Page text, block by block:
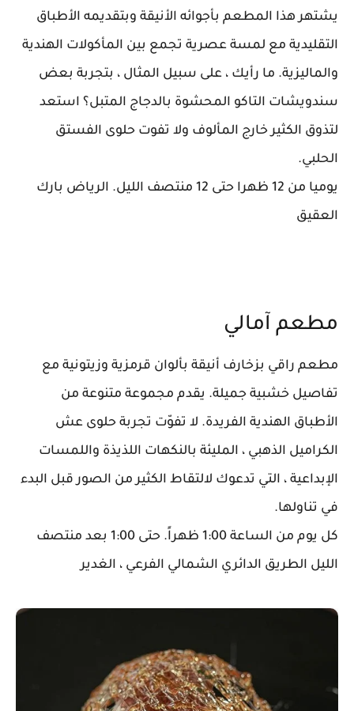
يشتهر هذا المطعم بأجوائه الأنيقة وبتقديمه الأطباق
التقليدية مع لمسة عصرية تجمع بين المأكولات الهندية
والماليزية. ما رأيك ، على سبيل المثال ، بتجربة بعض
سندويشات التاكو المحشوة بالدجاج المتبل؟ استعد
لتذوق الكثير خارج المألوف ولا تفوت حلوى الفستق
الحلبي.
يوميا من 12 ظهرا حتى 12 منتصف الليل. الرياض بارك
العقيق
مطعم آمالي
مطعم راقي بزخارف أنيقة بألوان قرمزية وزيتونية مع
تفاصيل خشبية جميلة. يقدم مجموعة متنوعة من
الأطباق الهندية الفريدة. لا تفوّت تجربة حلوى عش
الكراميل الذهبي ، المليئة بالنكهات اللذيذة واللمسات
الإبداعية ، التي تدعوك لالتقاط الكثير من الصور قبل البدء
في تناولها.
كل يوم من الساعة 1:00 ظهراً. حتى 1:00 بعد منتصف
الليل الطريق الدائري الشمالي الفرعي ، الغدير